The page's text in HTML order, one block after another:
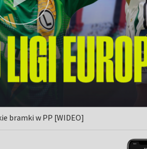
bramki w PP [WIDEO]